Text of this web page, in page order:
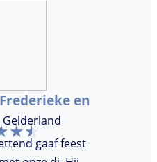
hebben een
en
gaaf feest